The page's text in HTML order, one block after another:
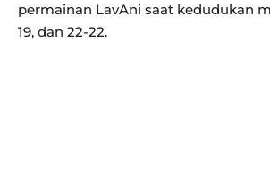
permainan LavAni saat kedudukan
19, dan 22-22.